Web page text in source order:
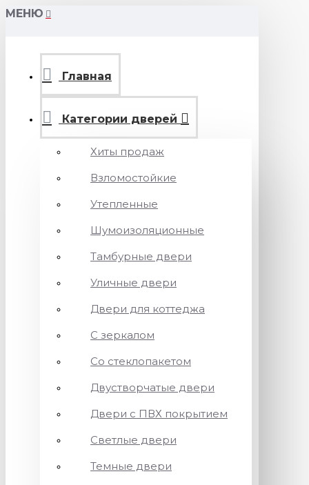
МЕНЮ
Главная
Категории дверей
Хиты продаж
Взломостойкие
Утепленные
Шумоизоляционные
Тамбурные двери
Уличные двери
Двери для коттеджа
С зеркалом
Со стеклопакетом
Двустворчатые двери
Двери с ПВХ покрытием
Светлые двери
Темные двери